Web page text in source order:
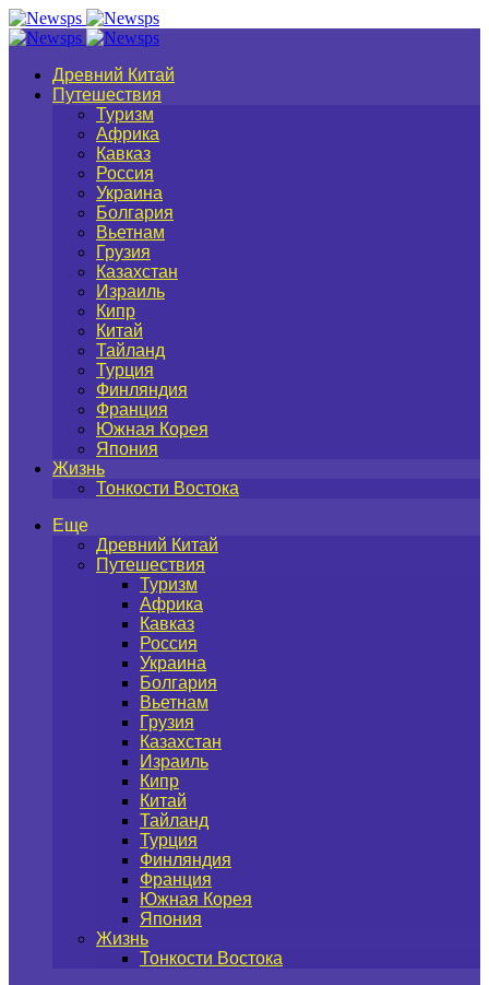
Древний Китай
Путешествия
Туризм
Африка
Кавказ
Россия
Украина
Болгария
Вьетнам
Грузия
Казахстан
Израиль
Кипр
Китай
Тайланд
Турция
Финляндия
Франция
Южная Корея
Япония
Жизнь
Тонкости Востока
Еще
Древний Китай
Путешествия
Туризм
Африка
Кавказ
Россия
Украина
Болгария
Вьетнам
Грузия
Казахстан
Израиль
Кипр
Китай
Тайланд
Турция
Финляндия
Франция
Южная Корея
Япония
Жизнь
Тонкости Востока